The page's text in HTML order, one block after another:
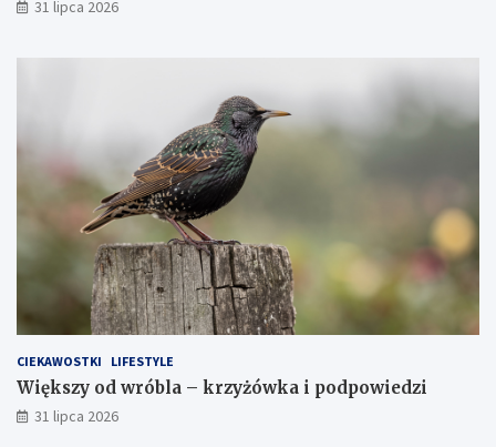
31 lipca 2026
CIEKAWOSTKI LIFESTYLE
Większy od wróbla – krzyżówka i podpowiedzi
31 lipca 2026